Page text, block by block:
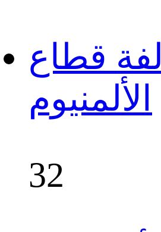
لفة قطاع
الألمنيوم
32